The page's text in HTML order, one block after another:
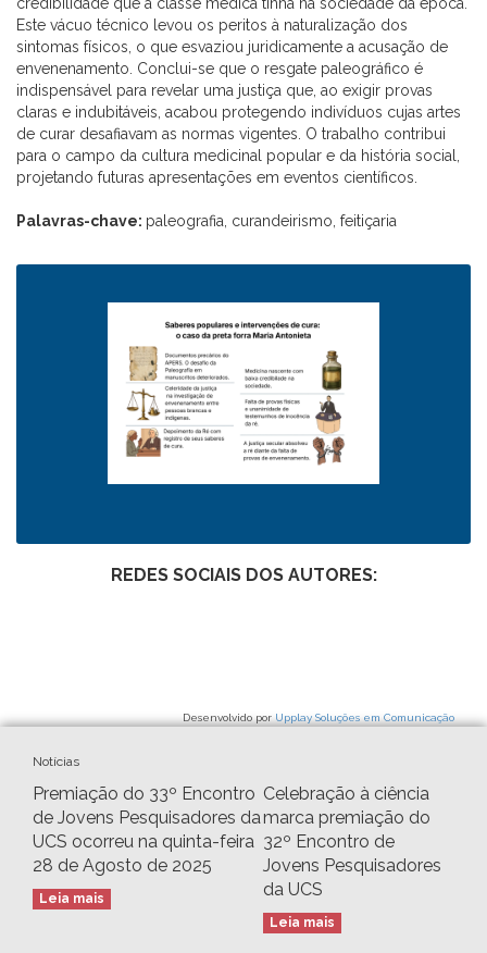
Este vácuo técnico levou os peritos à naturalização dos
sintomas físicos, o que esvaziou juridicamente a acusação de
envenenamento. Conclui-se que o resgate paleográfico é
indispensável para revelar uma justiça que, ao exigir provas
claras e indubitáveis, acabou protegendo indivíduos cujas artes
de curar desafiavam as normas vigentes. O trabalho contribui
para o campo da cultura medicinal popular e da história social,
projetando futuras apresentações em eventos científicos.
Palavras-chave: paleografia, curandeirismo, feitiçaria
REDES SOCIAIS DOS AUTORES:
Desenvolvido por Upplay Soluções em Comunicação
Notícias
Premiação do 33º Encontro
de Jovens Pesquisadores da
UCS ocorreu na quinta-feira
28 de Agosto de 2025
Leia mais
Celebração à ciência
marca premiação do
32º Encontro de
Jovens Pesquisadores
da UCS
Leia mais